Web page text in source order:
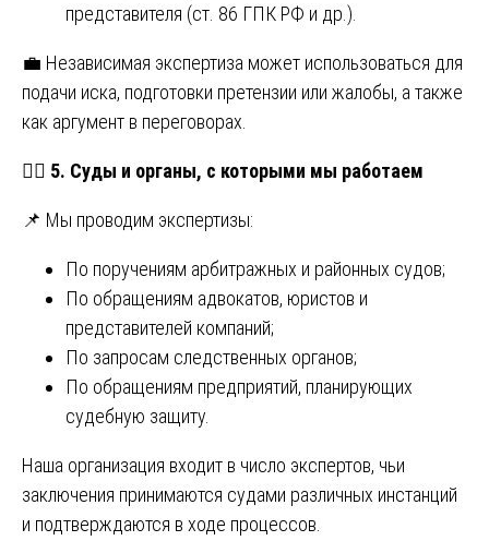
представителя (ст. 86 ГПК РФ и др.).
💼 Независимая экспертиза может использоваться для
подачи иска, подготовки претензии или жалобы, а также
как аргумент в переговорах.
👨 5. Суды и органы, с которыми мы работаем
📌 Мы проводим экспертизы:
По поручениям арбитражных и районных судов;
По обращениям адвокатов, юристов и
представителей компаний;
По запросам следственных органов;
По обращениям предприятий, планирующих
судебную защиту.
Наша организация входит в число экспертов, чьи
заключения принимаются судами различных инстанций
и подтверждаются в ходе процессов.